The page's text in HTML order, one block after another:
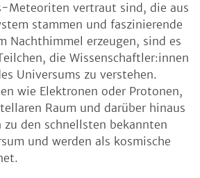
Meteoriten vertraut sind, die aus
stammen und faszinierende
Nachthimmel erzeugen, sind es
die Wissenschaftler:innen
Universums zu verstehen.
wie Elektronen oder Protonen,
Raum und darüber hinaus
zu den schnellsten bekannten
und werden als kosmische